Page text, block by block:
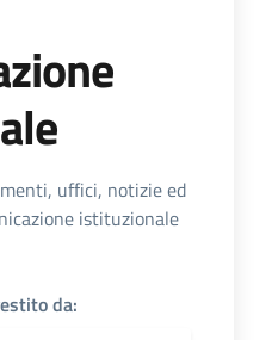
uffici, notizie ed
istituzionale
da: